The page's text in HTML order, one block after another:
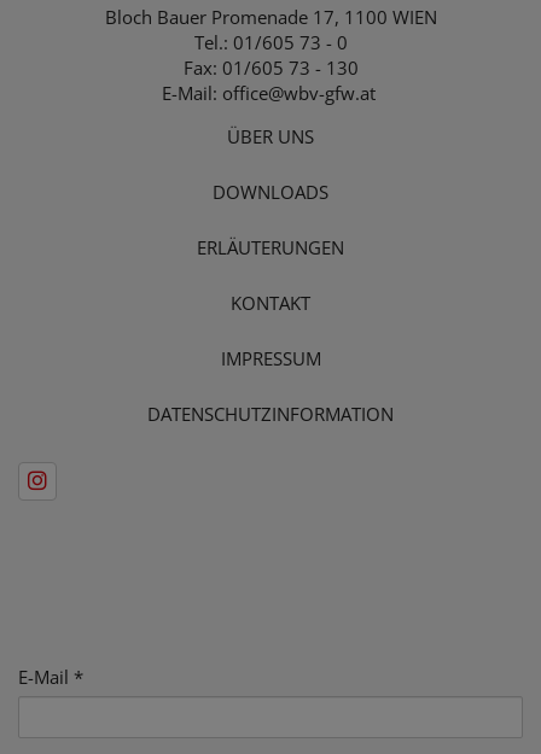
Bloch Bauer Promenade 17, 1100 WIEN
Tel.: 01/605 73 - 0
Fax: 01/605 73 - 130
E-Mail: office@wbv-gfw.at
ÜBER UNS
DOWNLOADS
ERLÄUTERUNGEN
KONTAKT
IMPRESSUM
DATENSCHUTZINFORMATION
E-Mail